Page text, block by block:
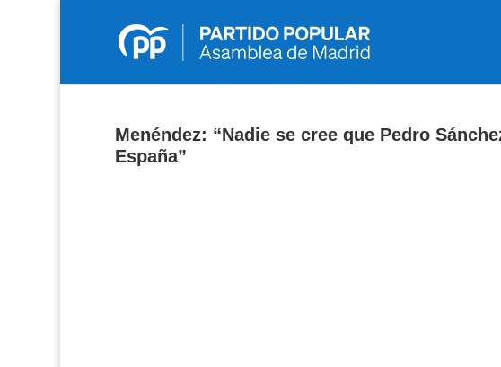
Menéndez: “Nadie se cree que Pedro
España”